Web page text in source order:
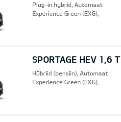
Plug-in hybrid, Automaat
Experience Green (EXG),
SPORTAGE HEV 1,6
Hübriid (bensiin), Automaat
Experience Green (EXG),